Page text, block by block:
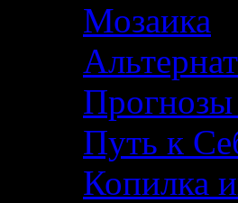
Мозаика
Прогнозы
Путь к
Копилка